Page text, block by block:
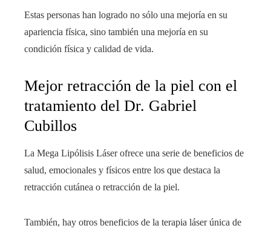
Estas personas han logrado no sólo una mejoría en su
apariencia física, sino también una mejoría en su
condición física y calidad de vida.
Mejor retracción de la piel con el
tratamiento del Dr. Gabriel
Cubillos
La Mega Lipólisis Láser ofrece una serie de beneficios de
salud, emocionales y físicos entre los que destaca la
retracción cutánea o retracción de la piel.
También, hay otros beneficios de la terapia láser única de